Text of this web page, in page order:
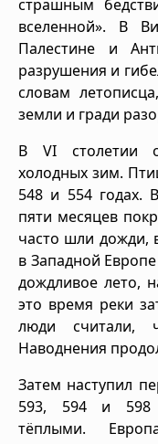
страшным
вселенной». В
Палестине и
разрушения и
словам
земли и гради
В VI столетии
холодных зим.
548 и 554 годах.
пяти месяцев
часто шли дожди,
в Западной
дождливое лето,
это время реки
люди считали,
Наводнения
Затем наступил
593, 594 и 598
тёплыми.